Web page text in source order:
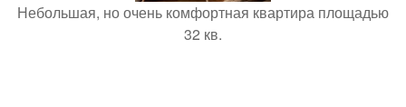
Небольшая, но очень комфортная квартира площадью
32 кв.